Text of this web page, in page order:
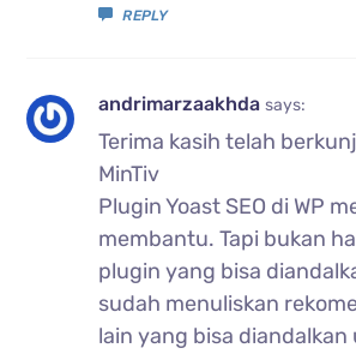
REPLY
andrimarzaakhdasays:
Terima kasih telah
MinTiv
Plugin Yoast SEO di WP
membantu. Tapi bukan
plugin yang bisa
sudah menuliskan
lain yang bisa diandalkan